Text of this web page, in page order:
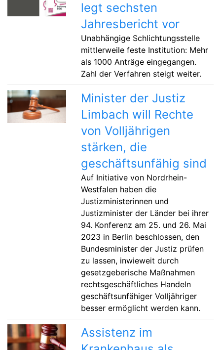
legt sechsten
Jahresbericht vor
Unabhängige Schlichtungsstelle
mittlerweile feste Institution: Mehr
als 1000 Anträge eingegangen.
Zahl der Verfahren steigt weiter.
Minister der Justiz
Limbach will Rechte
von Volljährigen
stärken, die
geschäftsunfähig sind
Auf Initiative von Nordrhein-
Westfalen haben die
Justizministerinnen und
Justizminister der Länder bei ihrer
94. Konferenz am 25. und 26. Mai
2023 in Berlin beschlossen, den
Bundesminister der Justiz prüfen
zu lassen, inwieweit durch
gesetzgeberische Maßnahmen
rechtsgeschäftliches Handeln
geschäftsunfähiger Volljähriger
besser ermöglicht werden kann.
Assistenz im